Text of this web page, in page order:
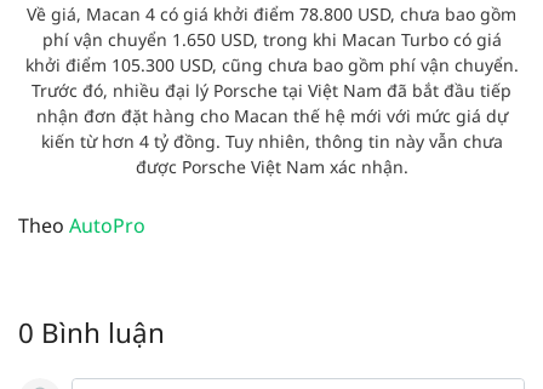
Về giá, Macan 4 có giá khởi điểm 78.800 USD, chưa bao gồm
phí vận chuyển 1.650 USD, trong khi Macan Turbo có giá
khởi điểm 105.300 USD, cũng chưa bao gồm phí vận chuyển.
Trước đó, nhiều đại lý Porsche tại Việt Nam đã bắt đầu tiếp
nhận đơn đặt hàng cho Macan thế hệ mới với mức giá dự
kiến từ hơn 4 tỷ đồng. Tuy nhiên, thông tin này vẫn chưa
được Porsche Việt Nam xác nhận.
Theo AutoPro
0 Bình luận